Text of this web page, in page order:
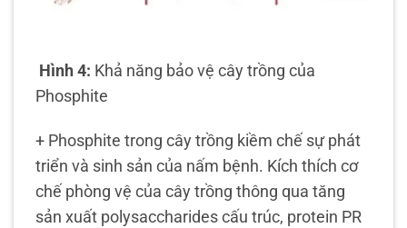
Hình 4: Khả năng bảo vệ cây trồng của
Phosphite
+ Phosphite trong cây trồng kiềm chế sự phát
triển và sinh sản của nấm bệnh. Kích thích cơ
chế phòng vệ của cây trồng thông qua tăng
sản xuất polysaccharides cấu trúc, protein PR